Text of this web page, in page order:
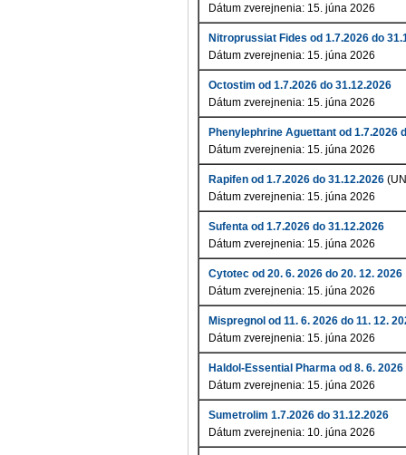
Dátum zverejnenia: 15. júna 2026
Nitroprussiat Fides od 1.7.2026 do
Dátum zverejnenia: 15. júna 2026
Octostim od 1.7.2026 do 31.12.2026
Dátum zverejnenia: 15. júna 2026
Phenylephrine Aguettant od 1.7.2026
Dátum zverejnenia: 15. júna 2026
Rapifen od 1.7.2026 do 31.12.2026
Dátum zverejnenia: 15. júna 2026
Sufenta od 1.7.2026 do 31.12.2026
Dátum zverejnenia: 15. júna 2026
Cytotec od 20. 6. 2026 do 20. 12. 2026
Dátum zverejnenia: 15. júna 2026
Mispregnol od 11. 6. 2026 do 11. 12.
Dátum zverejnenia: 15. júna 2026
Haldol-Essential Pharma od 8. 6. 2026
Dátum zverejnenia: 15. júna 2026
Sumetrolim 1.7.2026 do 31.12.2026
Dátum zverejnenia: 10. júna 2026